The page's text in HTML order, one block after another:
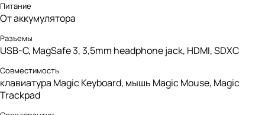
Питание
От аккумулятора
Разъемы
USB-C, MagSafe 3, 3,5mm headphone jack, HDMI, SDXC
Совместимость
клавиатура Magic Keyboard, мышь Magic Mouse, Magic
Trackpad